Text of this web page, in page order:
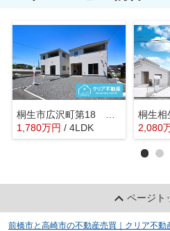
桐生市広沢町第18 クレイドルガーデン
1,780万円 / 4LDK
2,080
ページト
前橋市と高崎市の不動産売買｜クリア不動